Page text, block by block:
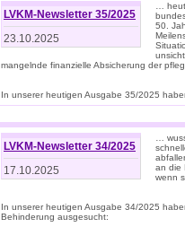
LVKM-Newsletter 35/2025
23.10.2025
…
50.
mangelnde finanzielle Absicherung der
In unserer heutigen Ausgabe 35/2025
LVKM-Newsletter 34/2025
17.10.2025
…
an die
wenn
In unserer heutigen Ausgabe 34/2025
Behinderung ausgesucht: